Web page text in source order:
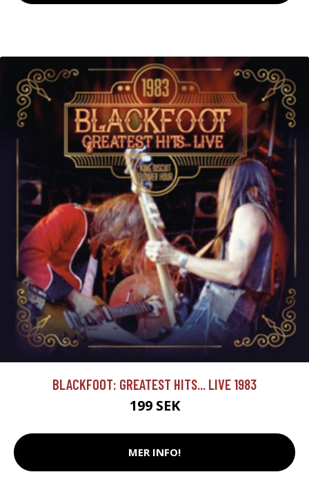
BLACKFOOT: GREATEST HITS... LIVE 1983
199 SEK
MER INFO!